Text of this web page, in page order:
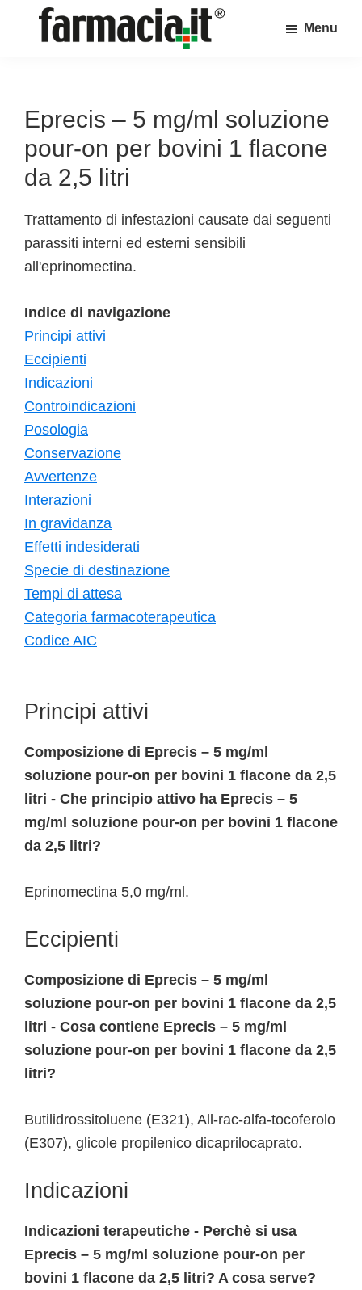
sul
mondo
della
farmacia
Menu
Eprecis – 5 mg/ml soluzione
pour-on per bovini 1 flacone
da 2,5 litri
Trattamento di infestazioni causate dai seguenti
parassiti interni ed esterni sensibili
all'eprinomectina.
Indice di navigazione
Principi attivi
Eccipienti
Indicazioni
Controindicazioni
Posologia
Conservazione
Avvertenze
Interazioni
In gravidanza
Effetti indesiderati
Specie di destinazione
Tempi di attesa
Categoria farmacoterapeutica
Codice AIC
Principi attivi
Composizione di Eprecis – 5 mg/ml
soluzione pour-on per bovini 1 flacone da 2,5
litri - Che principio attivo ha Eprecis – 5
mg/ml soluzione pour-on per bovini 1 flacone
da 2,5 litri?
Eprinomectina 5,0 mg/ml.
Eccipienti
Composizione di Eprecis – 5 mg/ml
soluzione pour-on per bovini 1 flacone da 2,5
litri - Cosa contiene Eprecis – 5 mg/ml
soluzione pour-on per bovini 1 flacone da 2,5
litri?
Butilidrossitoluene (E321), All-rac-alfa-tocoferolo
(E307), glicole propilenico dicaprilocaprato.
Indicazioni
Indicazioni terapeutiche - Perchè si usa
Eprecis – 5 mg/ml soluzione pour-on per
bovini 1 flacone da 2,5 litri? A cosa serve?